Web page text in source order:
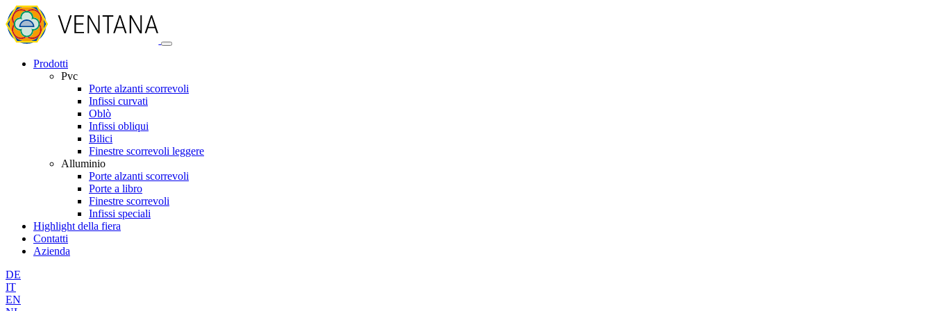
Prodotti
Pvc
Porte alzanti scorrevoli
Infissi curvati
Oblò
Infissi obliqui
Bilici
Finestre scorrevoli leggere
Alluminio
Porte alzanti scorrevoli
Porte a libro
Finestre scorrevoli
Infissi speciali
Highlight della fiera
Contatti
Azienda
DE
IT
EN